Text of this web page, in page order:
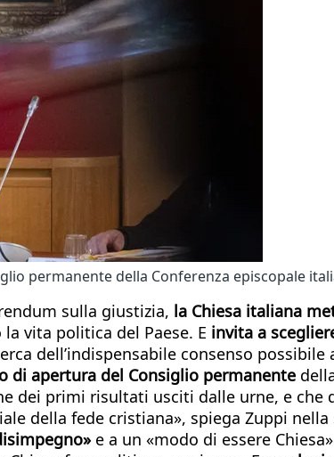
permanente della Conferenza episcopale
sulla giustizia, la Chiesa italiana
la vita politica del Paese. E invita a
dell’indispensabile consenso
di apertura del Consiglio permanente
dei primi risultati usciti dalle urne, e che
della fede cristiana», spiega Zuppi
e a un «modo di essere